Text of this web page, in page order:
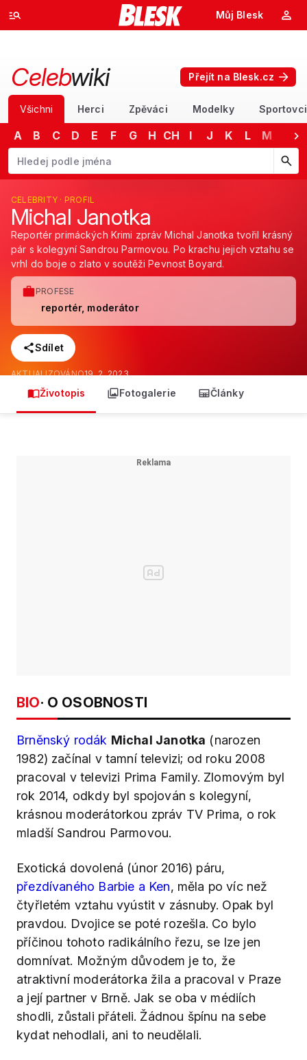
Můj Blesk
Celebwiki Přejít na Blesk.cz
Všichni Herci Zpěváci Modelky Sportovci
A B C D E F G H CH I J K L M
Začněte psát jméno. Šipkami dolů a nahoru procházejte návrhy,
CELEBRITY · PROFIL
Michal Janotka
Reportér primáckých Krimi zpráv Michal Janotka tvořil krásný
pár s kolegyní Sandrou Parmovou. Po krachu jejich vztahu se
vrhl do boje o zlato v soutěži Pevnost Boyard.
PROFESE
reportér, moderátor
Sdílet
AKTUALIZOVÁNO19. 2. 2023
Životopis Fotogalerie Články
BIO· O OSOBNOSTI
Brněnský rodák Michal Janotka (narozen
1982) začínal v tamní televizi; od roku 2008
pracoval v televizi Prima Family. Zlomovým byl
rok 2014, odkdy byl spojován s kolegyní,
krásnou moderátorkou zpráv TV Prima, o rok
mladší Sandrou Parmovou.
Exotická dovolená (únor 2016) páru,
přezdívaného Barbie a Ken, měla po víc než
čtyřletém vztahu vyústit v zásnuby. Opak byl
pravdou. Dvojice se poté rozešla. Co bylo
příčinou tohoto radikálního řezu, se lze jen
domnívat. Možným důvodem je to, že
atraktivní moderátorka žila a pracoval v Praze
a její partner v Brně. Jak se oba v médiích
shodli, zůstali přáteli. Žádnou špínu na sebe
kydat nehodlali, ani to neudělali.